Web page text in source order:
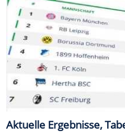
Aktuelle Ergebnisse,